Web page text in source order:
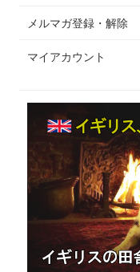
メルマガ登録・解除
マイアカウント